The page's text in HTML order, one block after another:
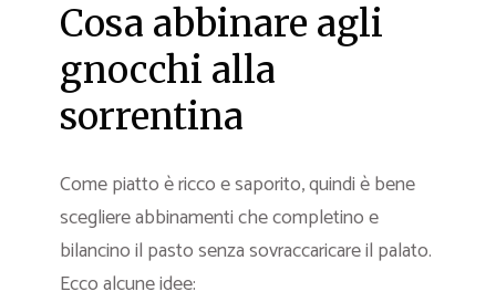
Cosa abbinare agli
gnocchi alla
sorrentina
Come piatto è ricco e saporito, quindi è bene
scegliere abbinamenti che completino e
bilancino il pasto senza sovraccaricare il palato.
Ecco alcune idee: